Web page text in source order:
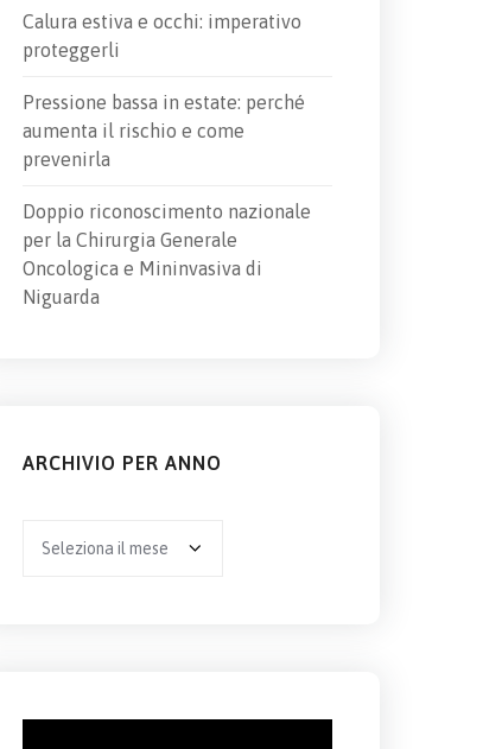
Calura estiva e occhi: imperativo
proteggerli
Pressione bassa in estate: perché
aumenta il rischio e come
prevenirla
Doppio riconoscimento nazionale
per la Chirurgia Generale
Oncologica e Mininvasiva di
Niguarda
ARCHIVIO PER ANNO
per